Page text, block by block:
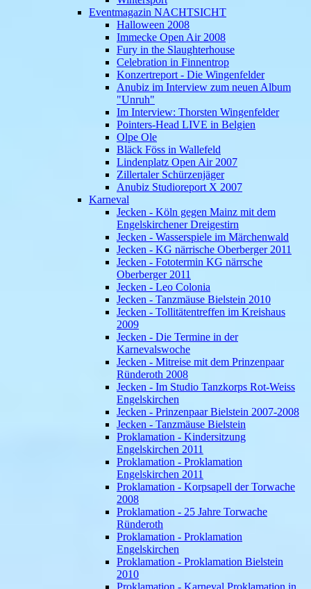
Eventmagazin NACHTSICHT
Halloween 2008
Immecke Open Air 2008
Fury in the Slaughterhouse
Celebration in Finnentrop
Konzertreport - Die Wingenfelder
Anubiz im Interview zum neuen Album
"Unruh"
Im Interview: Thorsten Wingenfelder
Pointers-Head LIVE in Belgien
Olpe Ole
Bläck Föss in Wallefeld
Lindenplatz Open Air 2007
Zillertaler Schürzenjäger
Anubiz Studioreport X 2007
Karneval
Jecken - Köln gegen Mainz mit dem
Engelskirchener Dreigestirn
Jecken - Wasserspiele im Märchenwald
Jecken - KG närrische Oberberger 2011
Jecken - Fototermin KG närrsche
Oberberger 2011
Jecken - Leo Colonia
Jecken - Tanzmäuse Bielstein 2010
Jecken - Tollitätentreffen im Kreishaus
2009
Jecken - Die Termine in der
Karnevalswoche
Jecken - Mitreise mit dem Prinzenpaar
Ründeroth 2008
Jecken - Im Studio Tanzkorps Rot-Weiss
Engelskirchen
Jecken - Prinzenpaar Bielstein 2007-2008
Jecken - Tanzmäuse Bielstein
Proklamation - Kindersitzung
Engelskirchen 2011
Proklamation - Proklamation
Engelskirchen 2011
Proklamation - Korpsapell der Torwache
2008
Proklamation - 25 Jahre Torwache
Ründeroth
Proklamation - Proklamation
Engelskirchen
Proklamation - Proklamation Bielstein
2010